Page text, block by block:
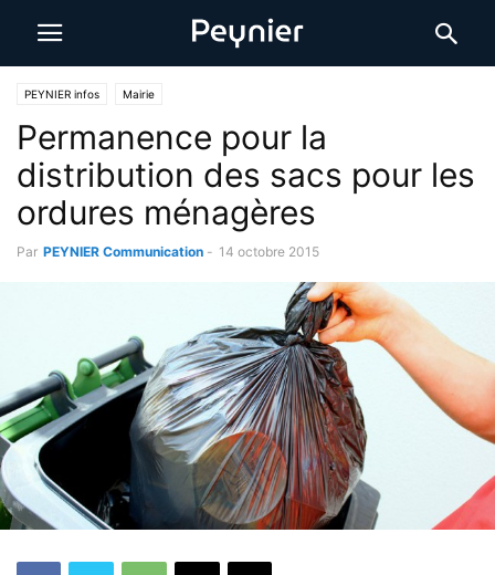
PEYNIER infos Mairie
Permanence pour la
distribution des sacs pour les
ordures ménagères
Par PEYNIER Communication - 14 octobre 2015